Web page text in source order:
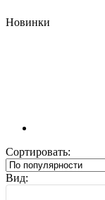
Новинки
Сортировать:
Вид: